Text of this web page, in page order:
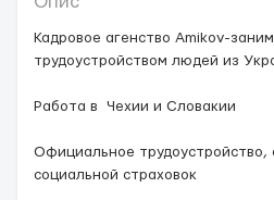
Кадровое агенство Amikov-
трудоустройством людей из
Работа в Чехии и Словакии
Официальное трудоустройство,
социальной страховок